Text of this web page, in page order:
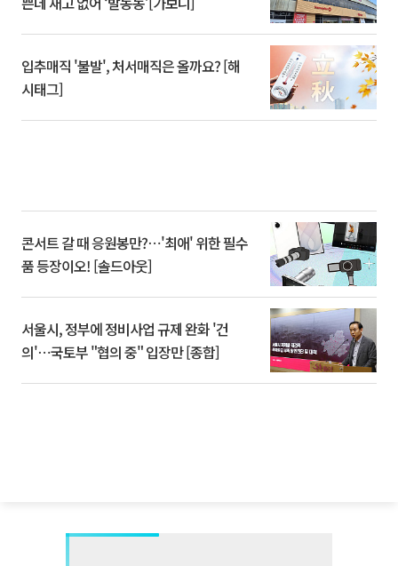
입추매직 '불발', 처서매직은 올까요? [해
시태그]
콘서트 갈 때 응원봉만?⋯'최애' 위한 필수
품 등장이오! [솔드아웃]
서울시, 정부에 정비사업 규제 완화 '건
의'⋯국토부 "협의 중" 입장만 [종합]